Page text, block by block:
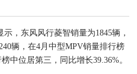
，东风风行菱智销量为1845辆，
辆，在4月中型MPV销量排行榜
中位居第三，同比增长39.36%。